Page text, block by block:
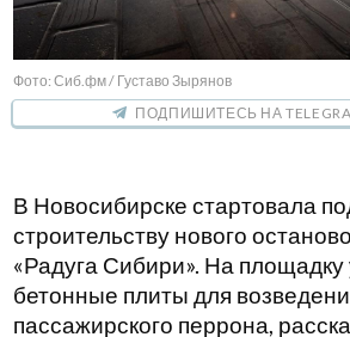
Фото: Сиб.фм / Густаво Зырянов
ПОДПИШИТЕСЬ НА
В Новосибирске стартовала
строительству нового
«Радуга Сибири». На площадку
бетонные плиты для
пассажирского перрона,